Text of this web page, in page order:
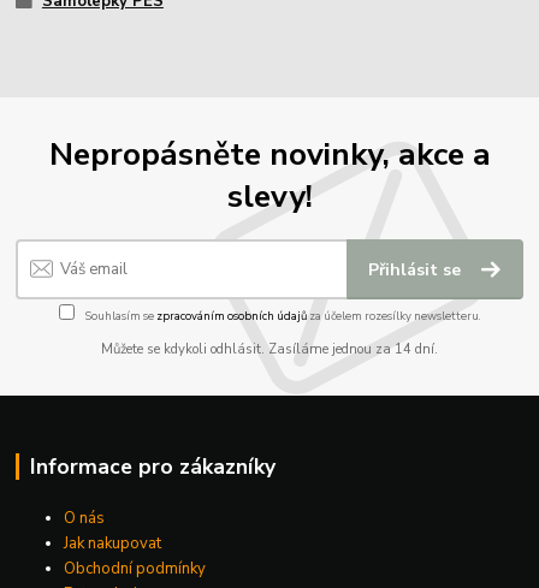
Nepropásněte novinky, akce a
slevy!
Přihlásit se
Souhlasím se zpracováním osobních údajůza účelem rozesílky newsletteru.
Můžete se kdykoli odhlásit. Zasíláme jednou za 14 dní.
Informace pro zákazníky
O nás
Jak nakupovat
Obchodní podmínky